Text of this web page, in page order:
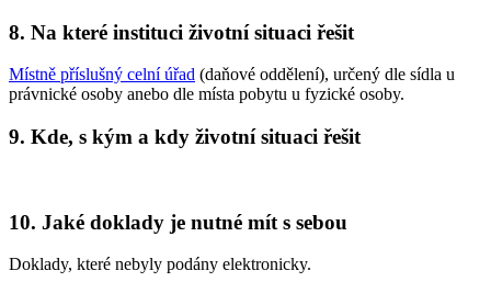
8. Na které instituci životní situaci řešit
Místně příslušný celní úřad (daňové oddělení), určený dle sídla u
právnické osoby anebo dle místa pobytu u fyzické osoby.
9. Kde, s kým a kdy životní situaci řešit
10. Jaké doklady je nutné mít s sebou
Doklady, které nebyly podány elektronicky.